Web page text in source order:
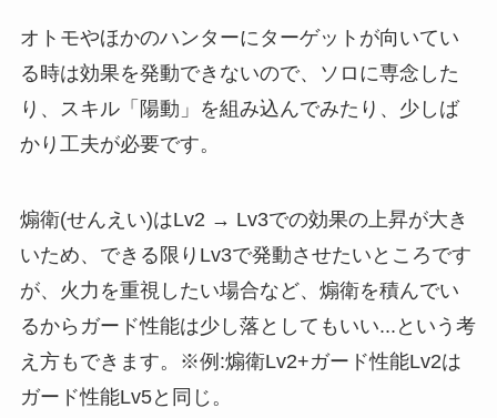
オトモやほかのハンターにターゲットが向いてい
る時は効果を発動できないので、ソロに専念した
り、スキル「陽動」を組み込んでみたり、少しば
かり工夫が必要です。
煽衛(せんえい)はLv2 → Lv3での効果の上昇が大き
いため、できる限りLv3で発動させたいところです
が、火力を重視したい場合など、煽衛を積んでい
るからガード性能は少し落としてもいい...という考
え方もできます。※例:煽衛Lv2+ガード性能Lv2は
ガード性能Lv5と同じ。